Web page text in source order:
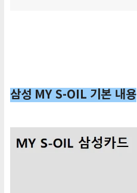
삼성 MY S-OIL 기본 내용